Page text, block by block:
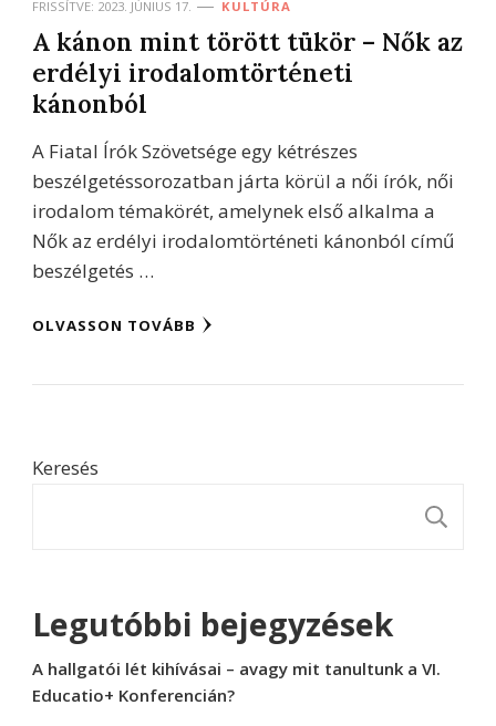
FRISSÍTVE: 2023. JÚNIUS 17. KULTÚRA
A kánon mint törött tükör – Nők az
erdélyi irodalomtörténeti
kánonból
A Fiatal Írók Szövetsége egy kétrészes
beszélgetéssorozatban járta körül a női írók, női
irodalom témakörét, amelynek első alkalma a
Nők az erdélyi irodalomtörténeti kánonból című
beszélgetés …
OLVASSON TOVÁBB
Keresés
Legutóbbi bejegyzések
A hallgatói lét kihívásai – avagy mit tanultunk a VI.
Educatio+ Konferencián?